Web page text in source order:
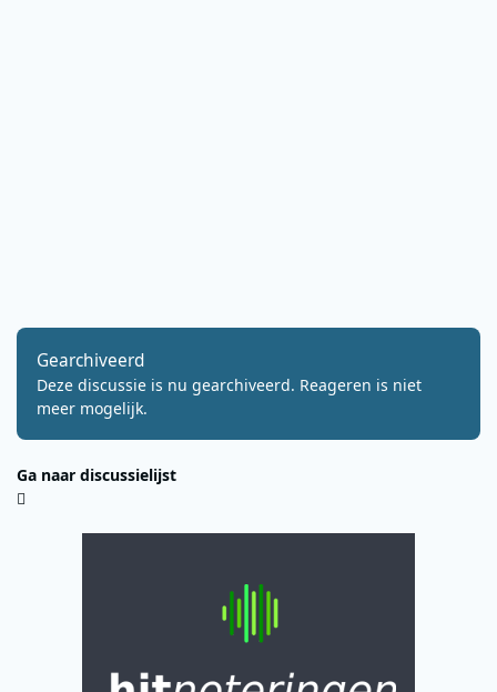
Gearchiveerd
Deze discussie is nu gearchiveerd. Reageren is niet
meer mogelijk.
Ga naar discussielijst